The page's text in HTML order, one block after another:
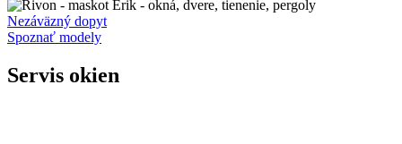
Nezáväzný dopyt
Spoznať modely
Servis okien